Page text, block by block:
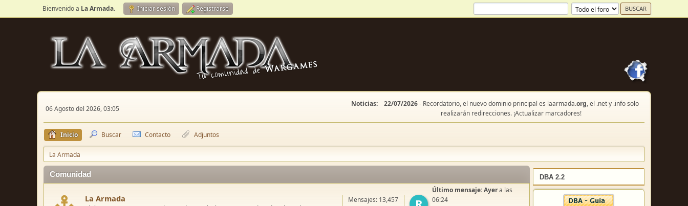
Bienvenido a La Armada. Iniciar sesión Registrarse
06 Agosto del 2026, 03:05
Noticias: 22/07/2026- Recordatorio, el nuevo dominio principal es laarmada.org, el .net y .info solo
realizarán redirecciones. ¡Actualizar marcadores!
Inicio Buscar Contacto Adjuntos
La Armada
DBA 2.2
Comunidad
La Armada
Mensajes: 13,457
Último mensaje:Ayera las
06:24